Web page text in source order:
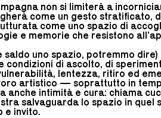
non si limiterà a
come un gesto stratificato,
come uno spazio di
e memorie che resistono
uno spazio, potremmo
condizioni di ascolto, di
lentezza, ritiro ed
artistico — soprattutto in
anche intimità e cura: chiama
salvaguarda lo spazio in quel
e invito.